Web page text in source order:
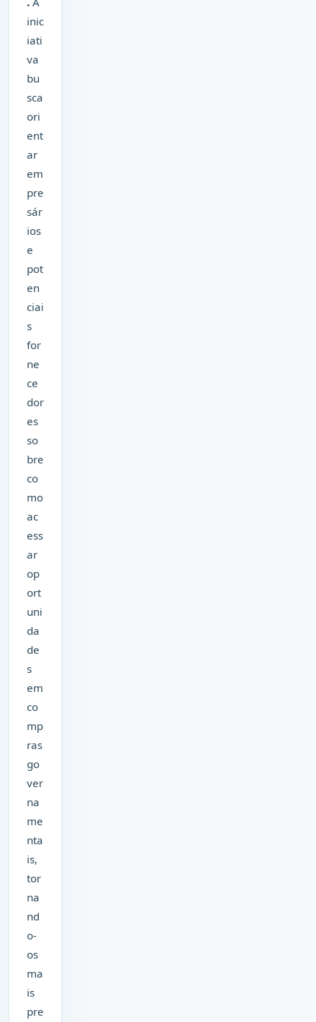
inic
iati
va
bu
sca
ori
ent
ar
em
pre
sár
ios
e
pot
en
ciai
s
for
ne
ce
dor
es
so
bre
co
mo
ac
ess
ar
op
ort
uni
da
de
s
em
co
mp
ras
go
ver
na
me
nta
is,
tor
na
nd
o-
os
ma
is
pre